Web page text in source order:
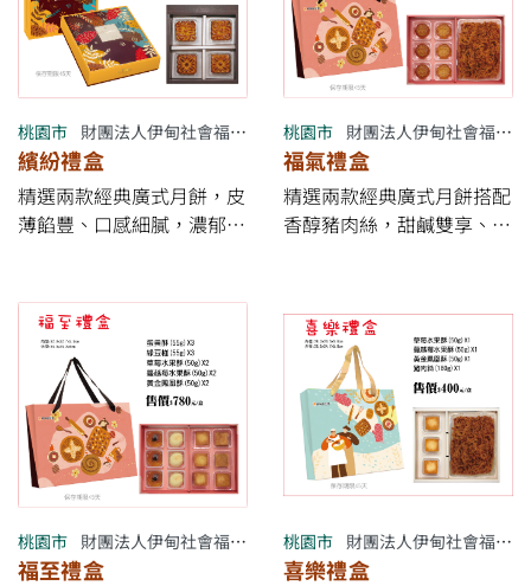
桃園市 財團法人伊甸社會福利基金會附設伊甸烘焙咖啡屋
繽紛禮盒
精選兩款經典廣式月餅，皮
薄餡豐、口感細膩，濃郁香
【早鳥促銷優惠】 ✔ 7/17
～8/16 *&quot;完成訂購付
款&quot;* 享9折 ✔ 8/17～
中秋節9/11前享95折 ✔ 大
量訂購另有專案優惠 ※ *優
惠以「完成下訂付款日」為
準* ✔ 滿4000元免運費
桃園市 財團法人伊甸社會福利基金會附設伊甸烘焙咖啡屋
福氣禮盒
精選兩款經典廣式月餅搭配
香醇豬肉絲，甜鹹雙享、風
7/17～8/16 *&quot;完成訂
購付款&quot;* 享9折 ✔
8/17～中秋節9/11前享95
折 ✔ 大量訂購另有專案優
惠 ※ *優惠以「完成下訂付
款日」為準* ✔ 滿4000元
免運費
桃園市 財團法人伊甸社會福利基金會附設伊甸烘焙咖啡屋
福至禮盒
桃園市 財團法人伊甸社會福利基金會附設伊甸烘焙咖啡屋
喜樂禮盒